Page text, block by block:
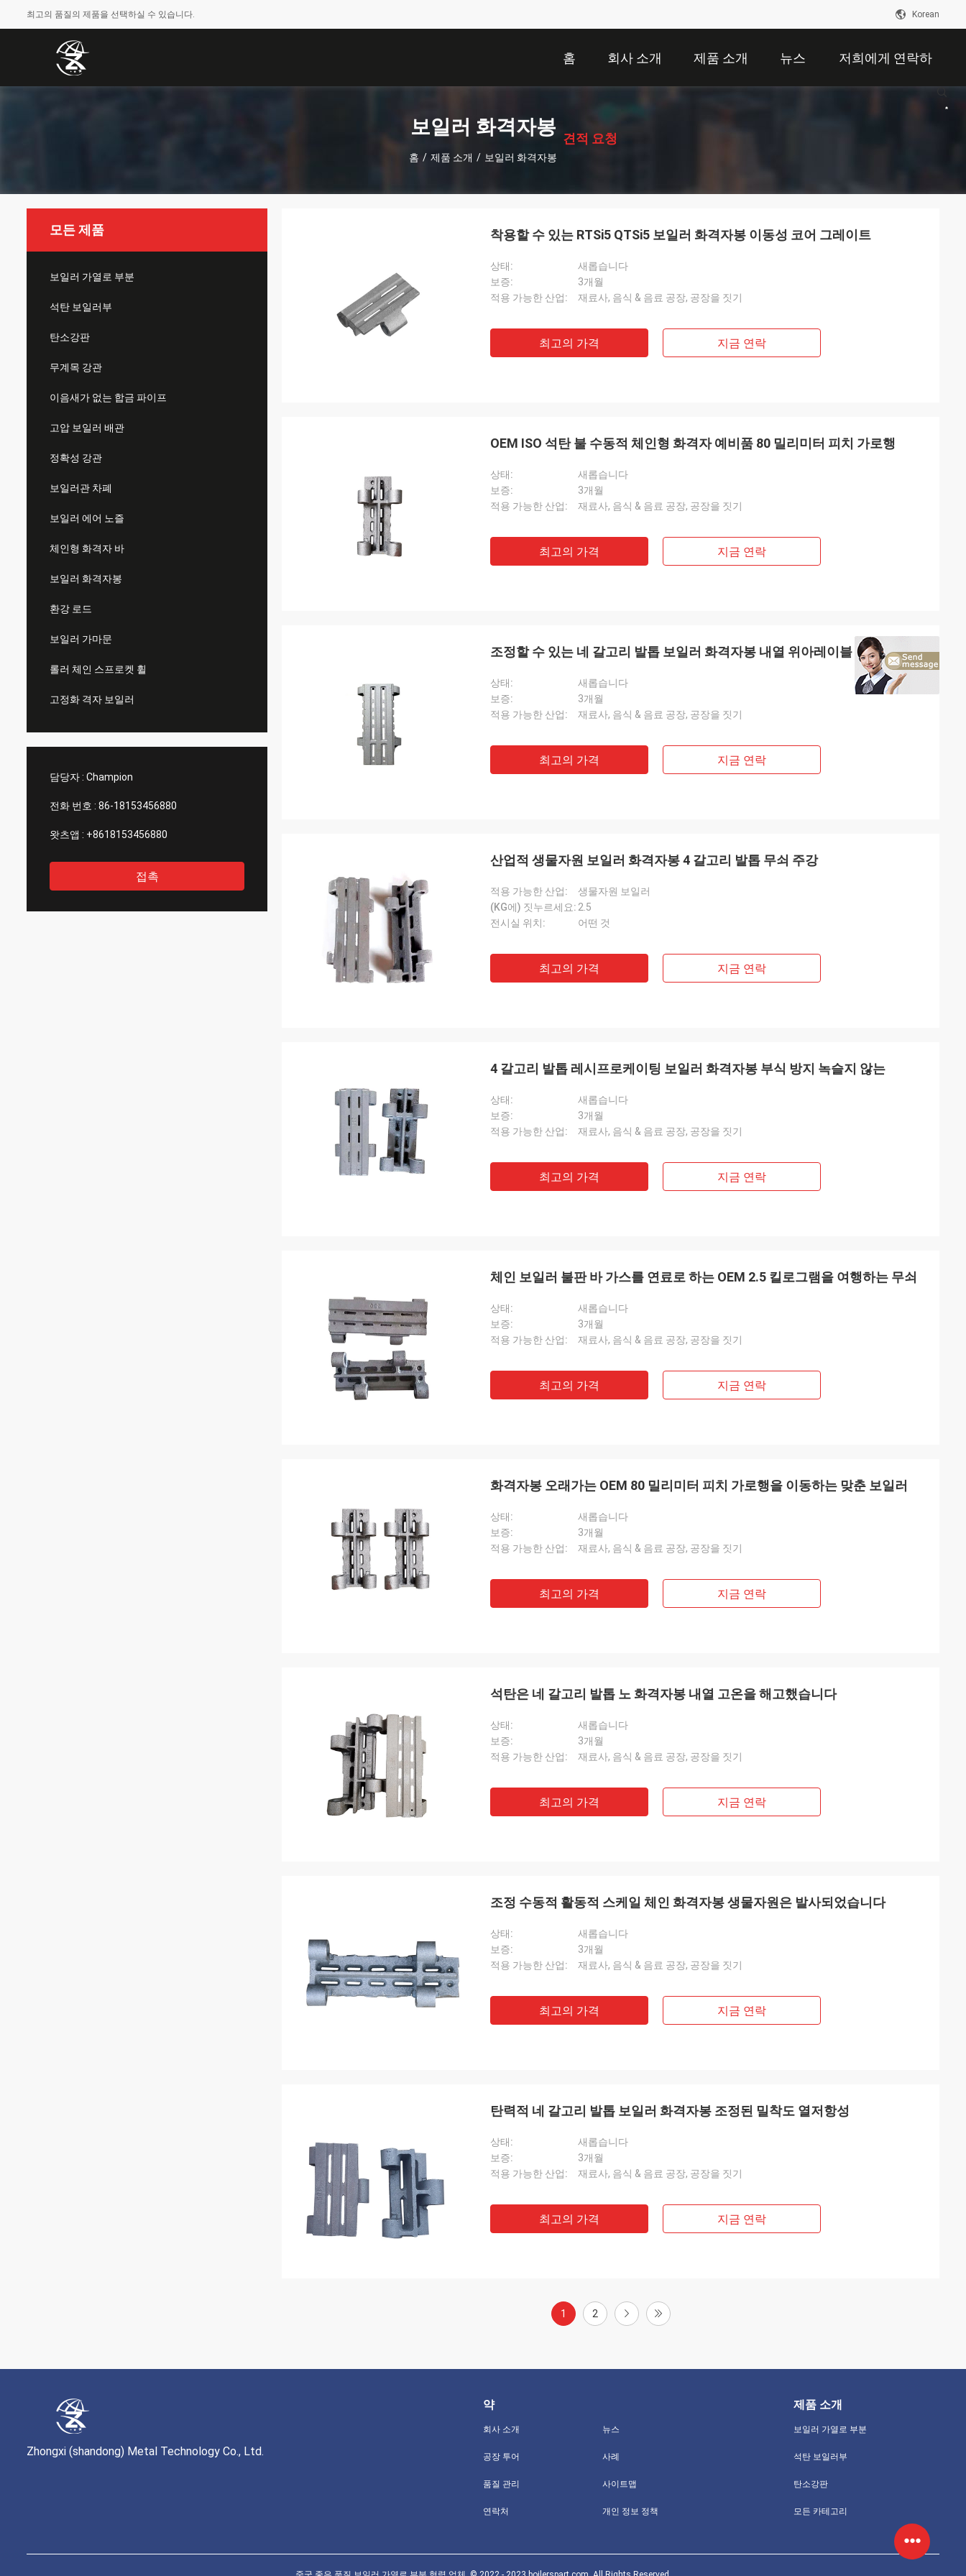
최고의 품질의 제품을 선택하실 수 있습니다. Korean
홈 회사 소개 제품 소개 뉴스 저희에게 연락하
述
견적 요청
보일러 화격자봉
홈 / 제품 소개 / 보일러 화격자봉
모든 제품
보일러 가열로 부분
석탄 보일러부
탄소강판
무계목 강관
이음새가 없는 합금 파이프
고압 보일러 배관
정확성 강관
보일러관 차폐
보일러 에어 노즐
체인형 화격자 바
보일러 화격자봉
환강 로드
보일러 가마문
롤러 체인 스프로켓 휠
고정화 격자 보일러
담당자 : Champion
전화 번호 : 86-18153456880
왓츠앱 : +8618153456880
접촉
착용할 수 있는 RTSi5 QTSi5 보일러 화격자봉 이동성 코어 그레이트
상태:
새롭습니다
보증:
3개월
적용 가능한 산업:
재료사, 음식 & 음료 공장, 공장을 짓기
최고의 가격 지금 연락
OEM ISO 석탄 불 수동적 체인형 화격자 예비품 80 밀리미터 피치 가로행
상태:
새롭습니다
보증:
3개월
적용 가능한 산업:
재료사, 음식 & 음료 공장, 공장을 짓기
최고의 가격 지금 연락
조정할 수 있는 네 갈고리 발톱 보일러 화격자봉 내열 위아레이블
상태:
새롭습니다
보증:
3개월
적용 가능한 산업:
재료사, 음식 & 음료 공장, 공장을 짓기
최고의 가격 지금 연락
산업적 생물자원 보일러 화격자봉 4 갈고리 발톱 무쇠 주강
적용 가능한 산업:
생물자원 보일러
(KG에) 짓누르세요: 2.5
전시실 위치:
어떤 것
최고의 가격 지금 연락
4 갈고리 발톱 레시프로케이팅 보일러 화격자봉 부식 방지 녹슬지 않는
상태:
새롭습니다
보증:
3개월
적용 가능한 산업:
재료사, 음식 & 음료 공장, 공장을 짓기
최고의 가격 지금 연락
체인 보일러 불판 바 가스를 연료로 하는 OEM 2.5 킬로그램을 여행하는 무쇠
상태:
새롭습니다
보증:
3개월
적용 가능한 산업:
재료사, 음식 & 음료 공장, 공장을 짓기
최고의 가격 지금 연락
화격자봉 오래가는 OEM 80 밀리미터 피치 가로행을 이동하는 맞춘 보일러
상태:
새롭습니다
보증:
3개월
적용 가능한 산업:
재료사, 음식 & 음료 공장, 공장을 짓기
최고의 가격 지금 연락
석탄은 네 갈고리 발톱 노 화격자봉 내열 고온을 해고했습니다
상태:
새롭습니다
보증:
3개월
적용 가능한 산업:
재료사, 음식 & 음료 공장, 공장을 짓기
최고의 가격 지금 연락
조정 수동적 활동적 스케일 체인 화격자봉 생물자원은 발사되었습니다
상태:
새롭습니다
보증:
3개월
적용 가능한 산업:
재료사, 음식 & 음료 공장, 공장을 짓기
최고의 가격 지금 연락
탄력적 네 갈고리 발톱 보일러 화격자봉 조정된 밀착도 열저항성
상태:
새롭습니다
보증:
3개월
적용 가능한 산업:
재료사, 음식 & 음료 공장, 공장을 짓기
최고의 가격 지금 연락
1 2
Zhongxi (shandong) Metal Technology Co., Ltd.
약
회사 소개
공장 투어
품질 관리
연락처
뉴스
사례
사이트맵
개인 정보 정책
제품 소개
보일러 가열로 부분
석탄 보일러부
탄소강판
모든 카테고리